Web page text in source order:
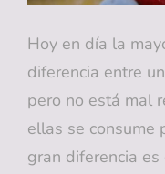
Hoy en día la
diferencia entre
pero no está mal
ellas se consume
gran diferencia